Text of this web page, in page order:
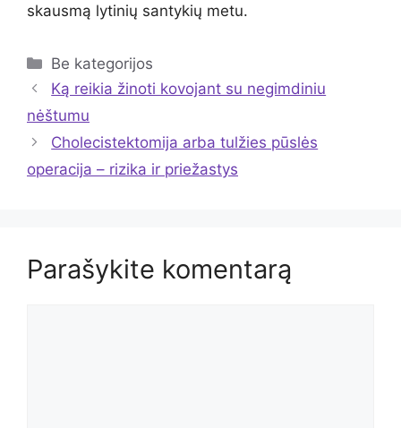
skausmą lytinių santykių metu.
Kategorijos
Be kategorijos
Ką reikia žinoti kovojant su negimdiniu
nėštumu
Cholecistektomija arba tulžies pūslės
operacija – rizika ir priežastys
Parašykite komentarą